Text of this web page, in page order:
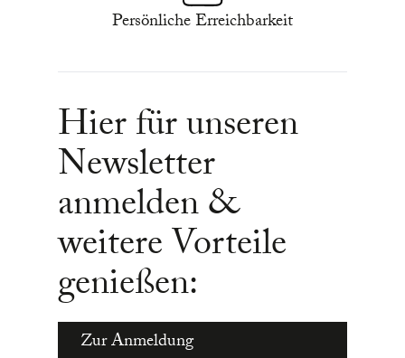
Persönliche Erreichbarkeit
Hier für unseren
Newsletter
anmelden &
weitere Vorteile
genießen:
Zur Anmeldung